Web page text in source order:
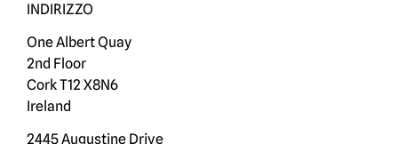
INDIRIZZO
One Albert Quay
2nd Floor
Cork T12 X8N6
Ireland
2445 Augustine Drive